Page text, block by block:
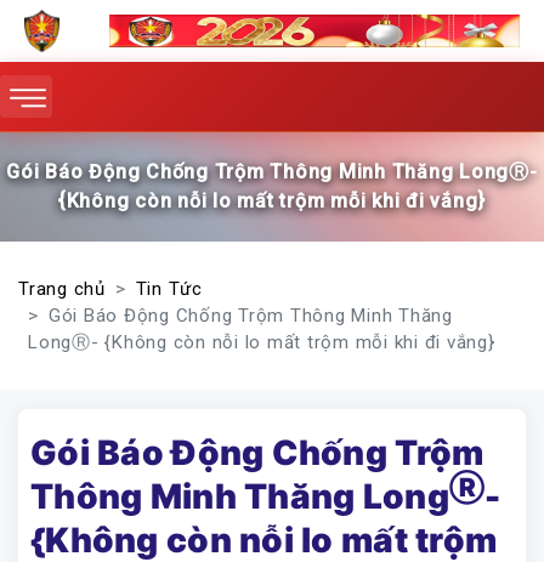
Gói Báo Động Chống Trộm Thông Minh Thăng LongⓇ-
{Không còn nỗi lo mất trộm mỗi khi đi vắng}
Trang chủ
Tin Tức
Gói Báo Động Chống Trộm Thông Minh Thăng
LongⓇ- {Không còn nỗi lo mất trộm mỗi khi đi vắng}
Gói Báo Động Chống Trộm
Thông Minh Thăng LongⓇ-
{Không còn nỗi lo mất trộm